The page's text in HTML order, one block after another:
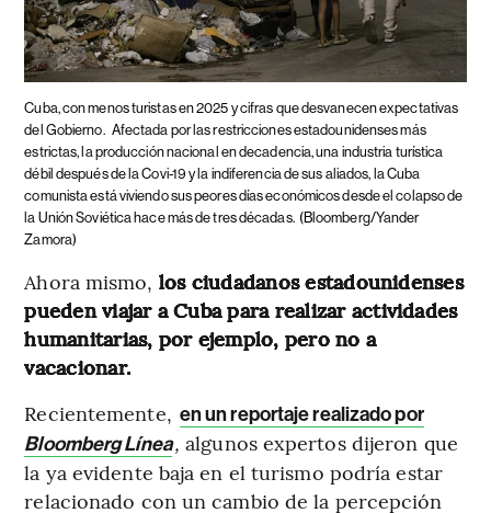
Cuba, con menos turistas en 2025 y cifras que desvanecen expectativas
del Gobierno. Afectada por las restricciones estadounidenses más
estrictas, la producción nacional en decadencia, una industria turística
débil después de la Covi-19 y la indiferencia de sus aliados, la Cuba
comunista está viviendo sus peores días económicos desde el colapso de
la Unión Soviética hace más de tres décadas. (Bloomberg/Yander
Zamora)
Ahora mismo, los ciudadanos estadounidenses
pueden viajar a Cuba para realizar actividades
humanitarias, por ejemplo, pero no a
vacacionar.
Recientemente, en un reportaje realizado por
Bloomberg Línea, algunos expertos dijeron que
la ya evidente baja en el turismo podría estar
relacionado con un cambio de la percepción